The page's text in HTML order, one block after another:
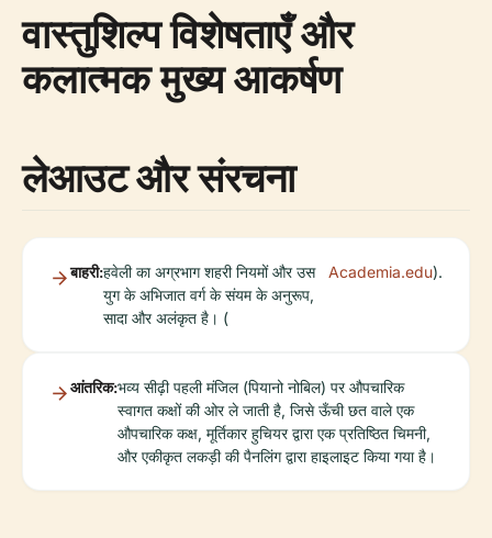
वास्तुशिल्प विशेषताएँ और
कलात्मक मुख्य आकर्षण
लेआउट और संरचना
बाहरी:हवेली का अग्रभाग शहरी नियमों और उस
युग के अभिजात वर्ग के संयम के अनुरूप,
सादा और अलंकृत है। (
Academia.edu).
आंतरिक:भव्य सीढ़ी पहली मंजिल (पियानो नोबिल) पर औपचारिक
स्वागत कक्षों की ओर ले जाती है, जिसे ऊँची छत वाले एक
औपचारिक कक्ष, मूर्तिकार हुचियर द्वारा एक प्रतिष्ठित चिमनी,
और एकीकृत लकड़ी की पैनलिंग द्वारा हाइलाइट किया गया है।